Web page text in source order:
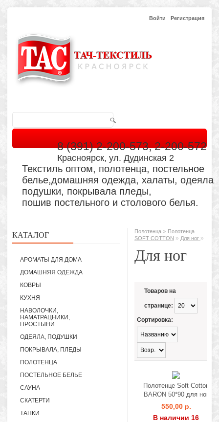
Войти Регистрация
8 (391) 2-200-573, 2-200-572
Красноярск, ул. Дудинская 2
Текстиль оптом, полотенца, постельное
белье,домашняя одежда, халаты, одеяла
подушки, покрывала пледы,
пошив постельного и столового белья.
КАТАЛОГ
АРОМАТЫ ДЛЯ ДОМА
ДОМАШНЯЯ ОДЕЖДА
КОВРЫ
КУХНЯ
НАВОЛОЧКИ,
НАМАТРАЦНИКИ,
ПРОСТЫНИ
ОДЕЯЛА, ПОДУШКИ
ПОКРЫВАЛА, ПЛЕДЫ
ПОЛОТЕНЦА
ПОСТЕЛЬНОЕ БЕЛЬЕ
САУНА
СКАТЕРТИ
ТАПКИ
Полотенца » Полотенца
SOFT COTTON » Для ног »
Для ног
Товаров на
странице:
Сортировка:
Полотенце Soft Cotton
BARON 50*90 для ног
550,00 р.
В наличии 16